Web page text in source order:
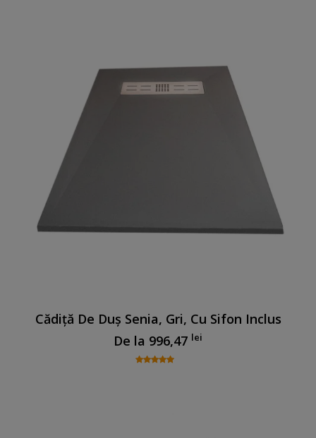
Cădiță De Duș Senia, Gri, Cu Sifon Inclus
De la 996,47 lei